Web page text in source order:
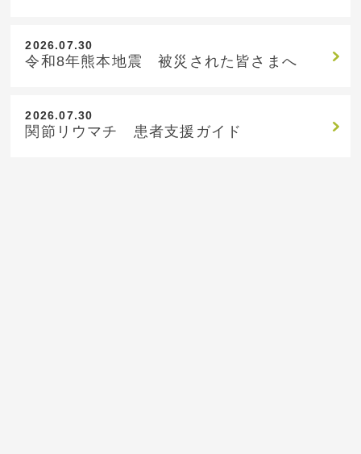
2026.07.30
令和8年熊本地震 被災された皆さまへ
2026.07.30
関節リウマチ 患者支援ガイド